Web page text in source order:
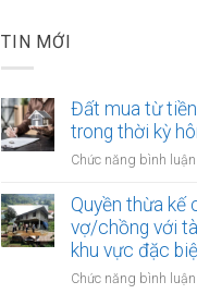
TIN MỚI
Đất mua từ
trong thời kỳ
Chức năng bình
Quyền thừa kế
vợ/chồng với
khu vực đặc
Chức năng bình